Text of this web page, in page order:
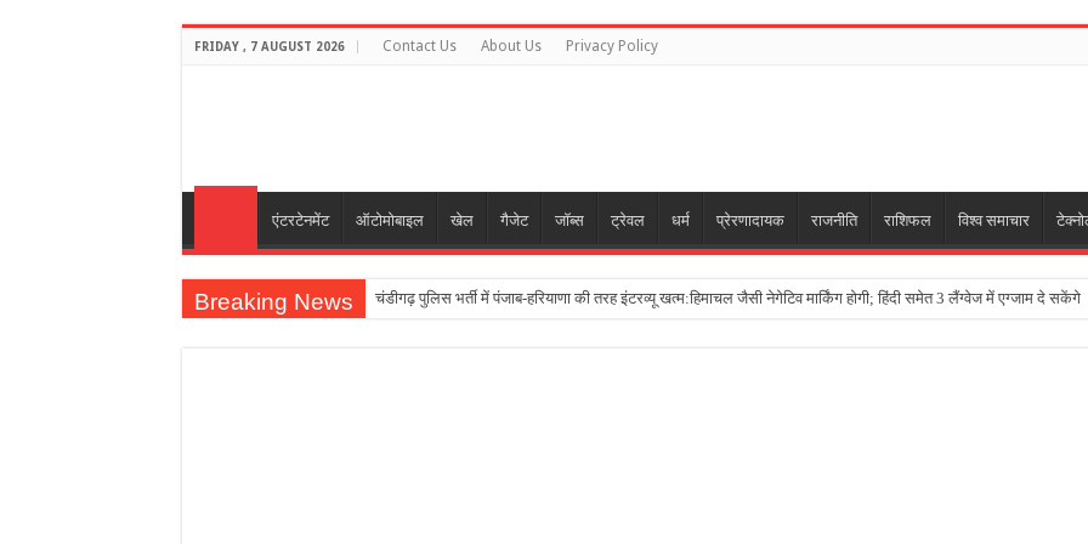
FRIDAY , 7 AUGUST 2026 Contact Us About Us Privacy Policy
एंटरटेनमेंट ऑटोमोबाइल खेल गैजेट जॉब्स ट्रेवल धर्म प्रेरणादायक राजनीति राशिफल विश्व समाचार
Breaking News चंडीगढ़ पुलिस भर्ती में पंजाब-हरियाणा की तरह इंटरव्यू खत्म:हिमाचल जैसी नेगेटिव मार्किंग होगी; हिंदी समेत 3 लैंग्वेज में एग्जाम दे सकेंगे